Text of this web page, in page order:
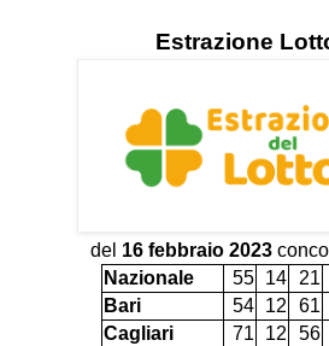
Estrazione
del 16 febbraio 2023
Nazionale
55 14 21
Bari
54 12 61
Cagliari
71 12 56